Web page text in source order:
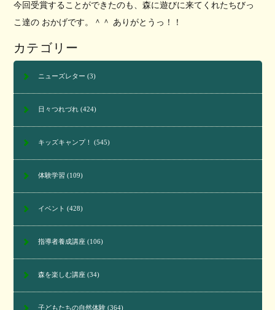
今回受賞することができたのも、森に遊びに来てくれたちびっ
こ達の おかげです。＾＾ ありがとうっ！！
カテゴリー
ニューズレター (3)
日々つれづれ(424)
キッズキャンプ！ (545)
体験学習 (109)
イベント (428)
指導者養成講座(106)
森を楽しむ講座(34)
子どもたちの自然体験(364)